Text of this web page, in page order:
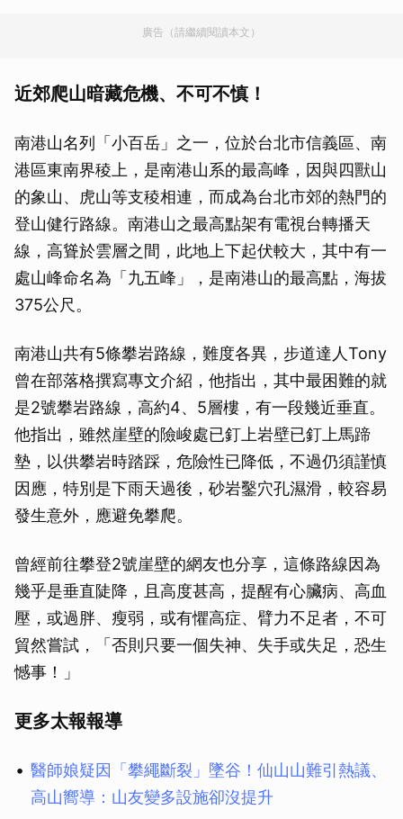
廣告（請繼續閱讀本文）
近郊爬山暗藏危機、不可不慎！
南港山名列「小百岳」之一，位於台北市信義區、南
港區東南界稜上，是南港山系的最高峰，因與四獸山
的象山、虎山等支稜相連，而成為台北市郊的熱門的
登山健行路線。南港山之最高點架有電視台轉播天
線，高聳於雲層之間，此地上下起伏較大，其中有一
處山峰命名為「九五峰」，是南港山的最高點，海拔
375公尺。
南港山共有5條攀岩路線，難度各異，步道達人Tony
曾在部落格撰寫專文介紹，他指出，其中最困難的就
是2號攀岩路線，高約4、5層樓，有一段幾近垂直。
他指出，雖然崖壁的險峻處已釘上岩壁已釘上馬蹄
墊，以供攀岩時踏踩，危險性已降低，不過仍須謹慎
因應，特別是下雨天過後，砂岩鑿穴孔濕滑，較容易
發生意外，應避免攀爬。
曾經前往攀登2號崖壁的網友也分享，這條路線因為
幾乎是垂直陡降，且高度甚高，提醒有心臟病、高血
壓，或過胖、瘦弱，或有懼高症、臂力不足者，不可
貿然嘗試，「否則只要一個失神、失手或失足，恐生
憾事！」
更多太報報導
醫師娘疑因「攀繩斷裂」墜谷！仙山山難引熱議、
高山嚮導：山友變多設施卻沒提升